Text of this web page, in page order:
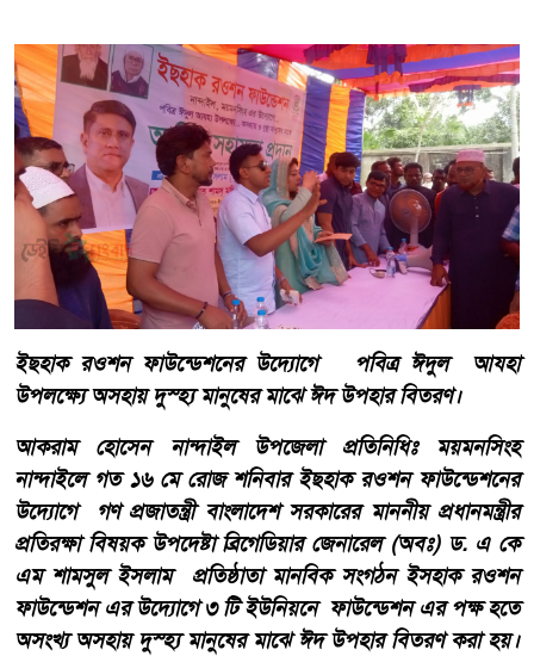
ইছহাক রওশন ফাউন্ডেশনের উদ্যোগে পবিত্র ঈদুল আযহা
উপলক্ষ্যে অসহায় দুস্হ্য মানুষের মাঝে ঈদ উপহার বিতরণ।
আকরাম হোসেন নান্দাইল উপজেলা প্রতিনিধিঃ ময়মনসিংহ
নান্দাইলে গত ১৬ মে রোজ শনিবার ইছহাক রওশন ফাউন্ডেশনের
উদ্যোগে গণ প্রজাতন্ত্রী বাংলাদেশ সরকারের মাননীয় প্রধানমন্ত্রীর
প্রতিরক্ষা বিষয়ক উপদেষ্টা ব্রিগেডিয়ার জেনারেল (অবঃ) ড. এ কে
এম শামসুল ইসলাম প্রতিষ্ঠাতা মানবিক সংগঠন ইসহাক রওশন
ফাউন্ডেশন এর উদ্যোগে ৩ টি ইউনিয়নে ফাউন্ডেশন এর পক্ষ হতে
অসংখ্য অসহায় দুস্হ্য মানুষের মাঝে ঈদ উপহার বিতরণ করা হয়।